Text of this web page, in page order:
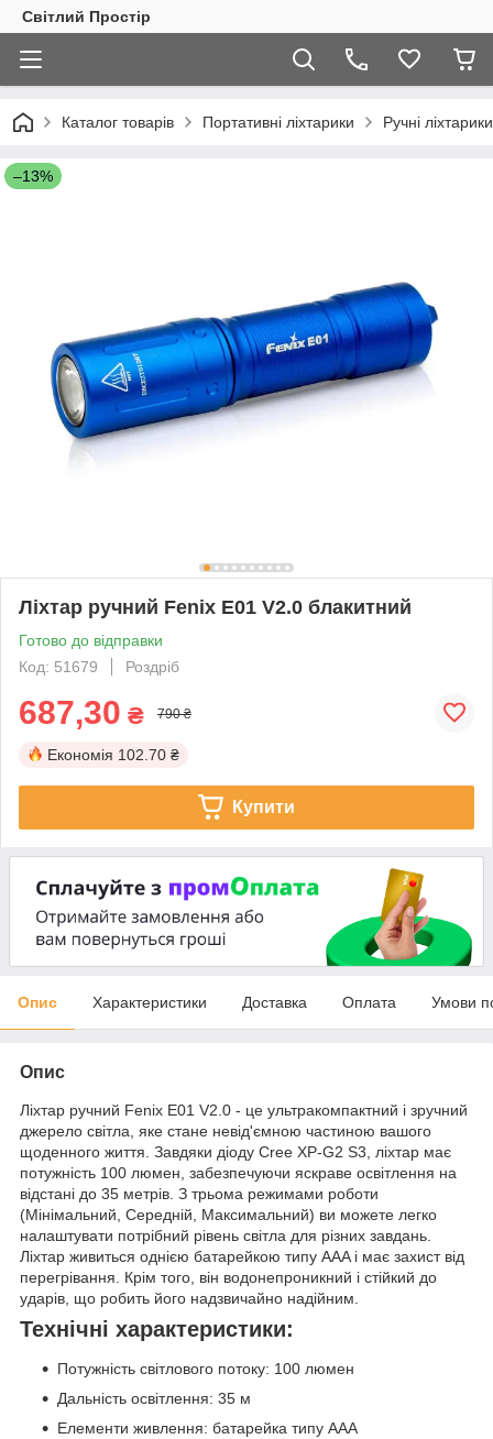
Світлий Простір
Каталог товарів Портативні ліхтарики Ручні ліхтарики
–13%
Ліхтар ручний Fenix E01 V2.0 блакитний
Готово до відправки
Код: 51679
Роздріб
687,30 ₴ 790 ₴
Економія 102.70 ₴
Купити
Опис Характеристики Доставка Оплата Умови
Опис
Ліхтар ручний Fenix E01 V2.0 - це ультракомпактний і зручний
джерело світла, яке стане невід'ємною частиною вашого
щоденного життя. Завдяки діоду Cree XP-G2 S3, ліхтар має
потужність 100 люмен, забезпечуючи яскраве освітлення на
відстані до 35 метрів. З трьома режимами роботи
(Мінімальний, Середній, Максимальний) ви можете легко
налаштувати потрібний рівень світла для різних завдань.
Ліхтар живиться однією батарейкою типу AAA і має захист від
перегрівання. Крім того, він водонепроникний і стійкий до
ударів, що робить його надзвичайно надійним.
Технічні характеристики:
Потужність світлового потоку: 100 люмен
Дальність освітлення: 35 м
Елементи живлення: батарейка типу AAA